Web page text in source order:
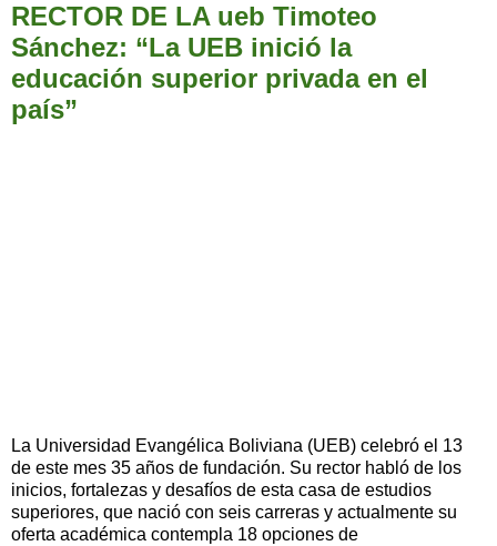
RECTOR DE LA ueb Timoteo
Sánchez: “La UEB inició la
educación superior privada en el
país”
La Universidad Evangélica Boliviana (UEB) celebró el 13
de este mes 35 años de fundación. Su rector habló de los
inicios, fortalezas y desafíos de esta casa de estudios
superiores, que nació con seis carreras y actualmente su
oferta académica contempla 18 opciones de